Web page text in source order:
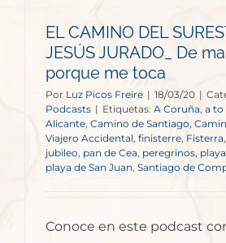
EL CAMINO DEL
JESÚS JURADO_ De
porque me toca
Por Luz Picos Freire | 18/03/20 |
Podcasts | Etiquetas: A Coruña a to
Alicante, Camino de Santiago,
Viajero Accidental finisterre, Fisterra
jubileo pan de Cea, peregrinos
playa de San Juan, Santiago de
Conoce en este podcast